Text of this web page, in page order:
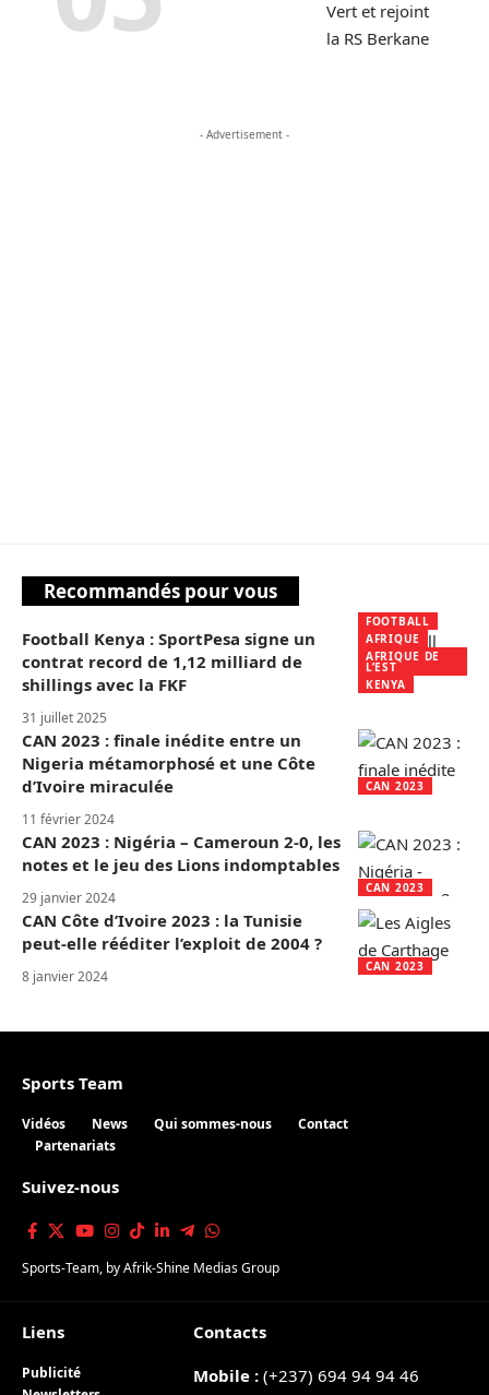
- Advertisement -
Recommandés pour vous
FOOTBALL
AFRIQUE
AFRIQUE DE
L’EST
KENYA
Football Kenya : SportPesa signe un
contrat record de 1,12 milliard de
shillings avec la FKF
31 juillet 2025
CAN 2023
CAN 2023 : finale inédite entre un
Nigeria métamorphosé et une Côte
d’Ivoire miraculée
11 février 2024
CAN 2023
CAN 2023 : Nigéria – Cameroun 2-0, les
notes et le jeu des Lions indomptables
29 janvier 2024
CAN 2023
CAN Côte d’Ivoire 2023 : la Tunisie
peut-elle rééditer l’exploit de 2004 ?
8 janvier 2024
Sports Team
Vidéos News Qui sommes-nous
Contact
Partenariats
Suivez-nous
Sports-Team, byAfrik-Shine Medias Group
Liens
Publicité
Contacts
Mobile : (+237) 694 94 94 46